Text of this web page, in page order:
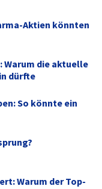
Aktien könnten
Warum die aktuelle
dürfte
So könnte ein
Warum der Top-